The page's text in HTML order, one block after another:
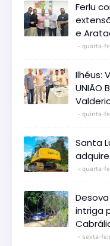
Ferlu
e
quarta-
Ilhéus:
UNIÃO
quinta-
Santa
quarta-
intriga
sexta-